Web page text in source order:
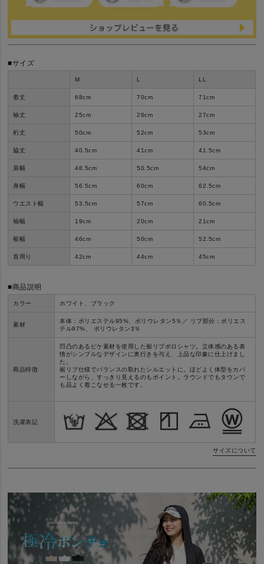
■サイズ
M L LL
着丈 68cm 70cm 71cm
袖丈 25cm 26cm 27cm
裄丈 50cm 52cm 53cm
脇丈 40.5cm 41cm 41.5cm
肩幅 48.5cm 50.5cm 54cm
身幅 56.5cm 60cm 62.5cm
ウエスト幅 53.5cm 57cm 60.5cm
袖幅 19cm 20cm 21cm
裾幅 46cm 50cm 52.5cm
首周り 42cm 44cm 45cm
■商品説明
カラー ホワイト、ブラック
素材
本体：ポリエステル95%、ポリウレタン5％／
リブ部分：ポリエス
テル97%、
ポリウレタン3％
商品特徴
凹凸のあるピケ素材を使用した裾リブポロシャツ。立体感のある表
情がシンプルなデザインに奥行きを与え、上品な印象に仕上げまし
た。
裾リブ仕様でバランスの取れたシルエットに。ほどよく体型をカバ
ーしながら、すっきり見えるのもポイント。ラウンドでもタウンで
も品よく着こなせる一枚です。
洗濯表記
サイズについて